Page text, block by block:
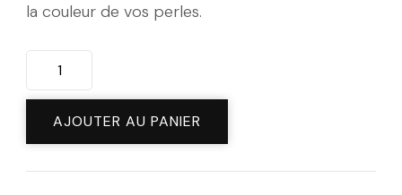
la couleur de vos perles.
quantité
de
Bijou
de
télèphone
AJOUTER AU PANIER